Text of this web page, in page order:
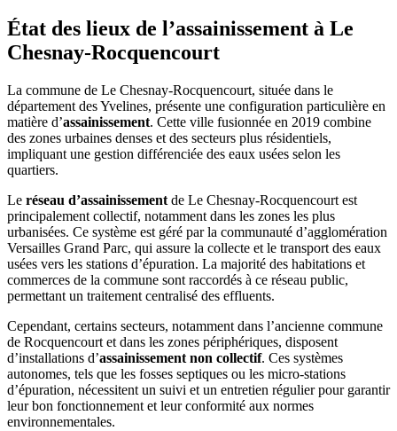
État des lieux de l’assainissement à Le
Chesnay-Rocquencourt
La commune de Le Chesnay-Rocquencourt, située dans le
département des Yvelines, présente une configuration particulière en
matière d’assainissement. Cette ville fusionnée en 2019 combine
des zones urbaines denses et des secteurs plus résidentiels,
impliquant une gestion différenciée des eaux usées selon les
quartiers.
Le réseau d’assainissement de Le Chesnay-Rocquencourt est
principalement collectif, notamment dans les zones les plus
urbanisées. Ce système est géré par la communauté d’agglomération
Versailles Grand Parc, qui assure la collecte et le transport des eaux
usées vers les stations d’épuration. La majorité des habitations et
commerces de la commune sont raccordés à ce réseau public,
permettant un traitement centralisé des effluents.
Cependant, certains secteurs, notamment dans l’ancienne commune
de Rocquencourt et dans les zones périphériques, disposent
d’installations d’assainissement non collectif. Ces systèmes
autonomes, tels que les fosses septiques ou les micro-stations
d’épuration, nécessitent un suivi et un entretien régulier pour garantir
leur bon fonctionnement et leur conformité aux normes
environnementales.